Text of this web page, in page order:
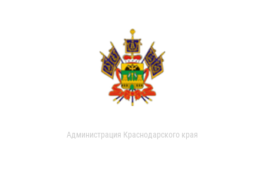
Администрация Краснодарского края